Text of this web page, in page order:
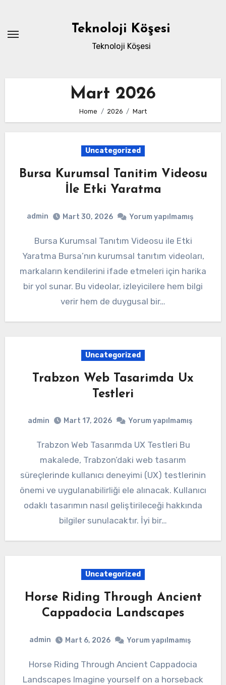
content
Teknoloji Köşesi
Teknoloji Köşesi
Mart 2026
Home 2026 Mart
Uncategorized
Bursa Kurumsal Tanitim Videosu
İle Etki Yaratma
admin Mart 30, 2026 Yorum yapılmamış
Bursa Kurumsal Tanıtım Videosu ile Etki
Yaratma Bursa’nın kurumsal tanıtım videoları,
markaların kendilerini ifade etmeleri için harika
bir yol sunar. Bu videolar, izleyicilere hem bilgi
verir hem de duygusal bir…
Uncategorized
Trabzon Web Tasarimda Ux
Testleri
admin Mart 17, 2026 Yorum yapılmamış
Trabzon Web Tasarımda UX Testleri Bu
makalede, Trabzon’daki web tasarım
süreçlerinde kullanıcı deneyimi (UX) testlerinin
önemi ve uygulanabilirliği ele alınacak. Kullanıcı
odaklı tasarımın nasıl geliştirileceği hakkında
bilgiler sunulacaktır. İyi bir…
Uncategorized
Horse Riding Through Ancient
Cappadocia Landscapes
admin Mart 6, 2026 Yorum yapılmamış
Horse Riding Through Ancient Cappadocia
Landscapes Imagine yourself on a horseback